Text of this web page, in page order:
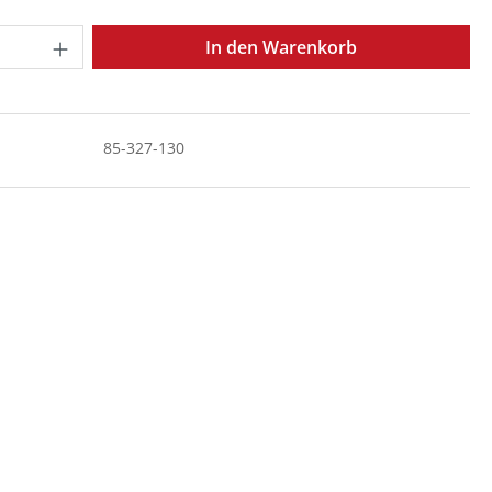
Anzahl: Gib den gewünschten Wert
In den Warenkorb
85-327-130